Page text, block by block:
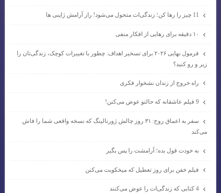
11 چیز را رها کن؛ زندگی‌ات متحول می‌شود! راز آرامش ژاپنی ها
۱۰ دقیقه برای رهایی از افکار منفی
فرمول نهایی ۲۰۲۶ برای تسخیر اهداف: چطور با تغییرات کوچک، زندگی‌تان را
زیر و رو کنید؟
راه خروج از زندان نشخوار فکری
9 فیلم عاشقانه که حالتو عوض می‌کنن!
سفر به اعماق روح: ۳۱ روز چالش ژورنالینگ که نسخه واقعی شما را فاش
می‌کند
به خودت قول بده؛ آرامشت را پس بگیر
فیلم خفن برای روز تعطیل که میخکوبت می‌کنن
4 کتابی که زندگی‌ات را عوض می‌کنند